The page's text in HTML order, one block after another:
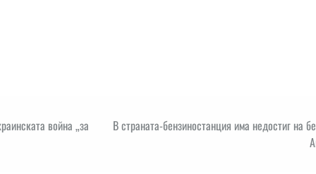
война „за
В страната-бензиностанция има недостиг на